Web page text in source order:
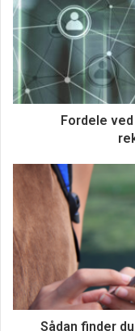
Når du investerer i
opdage, at disse
så du kan tilpasse
fortælling, du ønsker
Dette betyder, at du
Fordele
Sådan finder